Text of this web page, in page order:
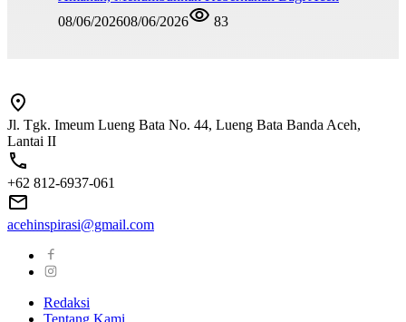
08/06/202608/06/2026 83
Jl. Tgk. Imeum Lueng Bata No. 44, Lueng Bata Banda Aceh,
Lantai II
+62 812-6937-061
acehinspirasi@gmail.com
Redaksi